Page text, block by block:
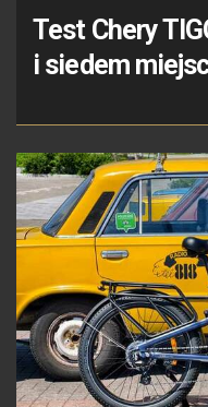
Test Chery
i siedem